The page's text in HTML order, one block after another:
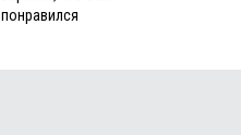
понравился